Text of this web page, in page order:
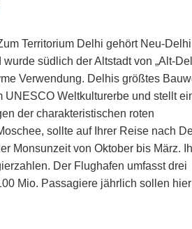
Territorium Delhi gehört Neu-
südlich der Altstadt von „Alt-
Verwendung. Delhis größtes
UNESCO Weltkulturerbe und stellt
der charakteristischen roten
sollte auf Ihrer Reise nach
Monsunzeit von Oktober bis März.
Der Flughafen umfasst drei
Mio. Passagiere jährlich sollen